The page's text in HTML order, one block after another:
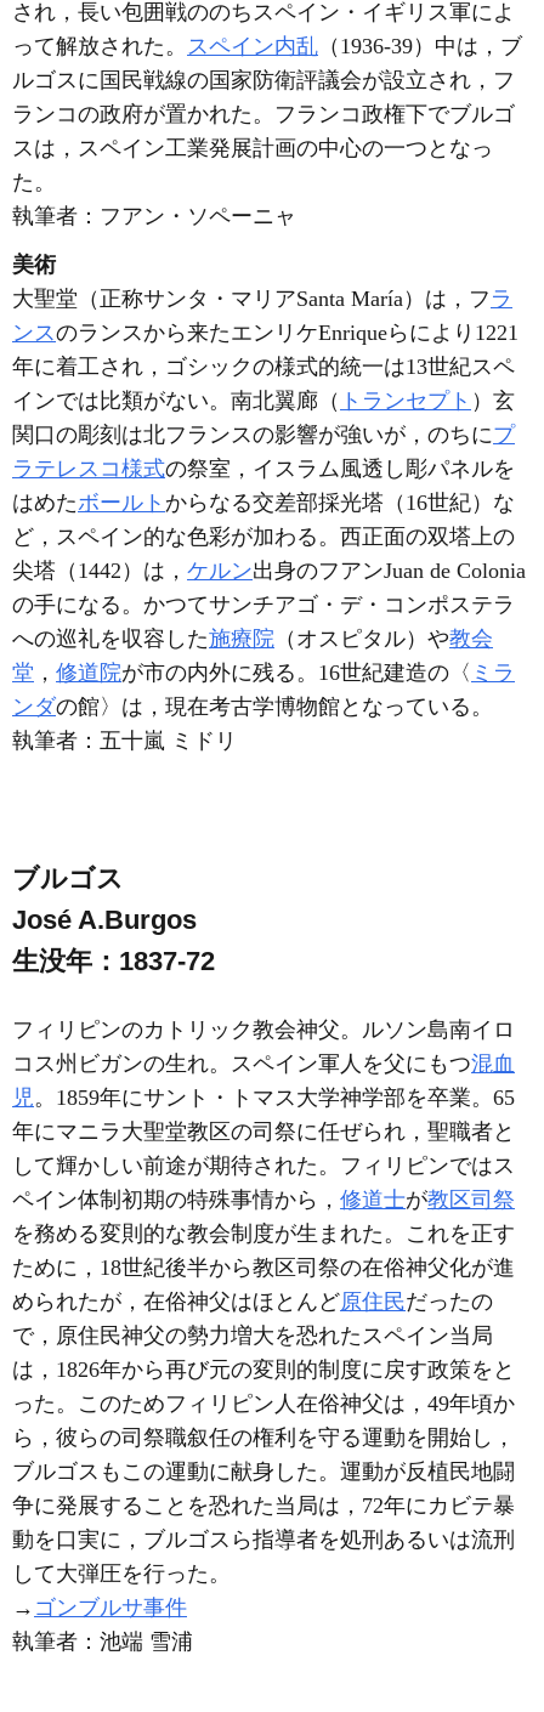
され，長い包囲戦ののちスペイン・イギリス軍によ
って解放された。 スペイン内乱 （1936-39）中は，ブ
ルゴスに国民戦線の国家防衛評議会が設立され，フ
ランコの政府が置かれた。フランコ政権下でブルゴ
スは，スペイン工業発展計画の中心の一つとなっ
た。
執筆者： フアン・ソペーニャ
美術
大聖堂（正称サンタ・マリアSanta María）は，フ ラ
ンスのランスから来たエンリケEnriqueらにより1221
年に着工され，ゴシックの様式的統一は13世紀スペ
インでは比類がない。南北翼廊（ トランセプト ）玄
関口の彫刻は北フランスの影響が強いが，のちにプ
ラテレスコ様式の祭室，イスラム風透し彫パネルを
はめたボールト からなる交差部採光塔（16世紀）な
ど，スペイン的な色彩が加わる。西正面の双塔上の
尖塔（1442）は， ケルン出身のフアンJuan de Colonia
の手になる。かつてサンチアゴ・デ・コンポステラ
への巡礼を収容した施療院 （オスピタル）や教会
堂 ， 修道院が市の内外に残る。16世紀建造の〈 ミラ
ンダの館〉は，現在考古学博物館となっている。
執筆者： 五十嵐 ミドリ
ブルゴス
José A.Burgos
生没年：1837-72
フィリピンのカトリック教会神父。ルソン島南イロ
コス州ビガンの生れ。スペイン軍人を父にもつ混血
児。1859年にサント・トマス大学神学部を卒業。65
年にマニラ大聖堂教区の司祭に任ぜられ，聖職者と
して輝かしい前途が期待された。フィリピンではス
ペイン体制初期の特殊事情から， 修道士が教区司祭
を務める変則的な教会制度が生まれた。これを正す
ために，18世紀後半から教区司祭の在俗神父化が進
められたが，在俗神父はほとんど原住民だったの
で，原住民神父の勢力増大を恐れたスペイン当局
は，1826年から再び元の変則的制度に戻す政策をと
った。このためフィリピン人在俗神父は，49年頃か
ら，彼らの司祭職叙任の権利を守る運動を開始し，
ブルゴスもこの運動に献身した。運動が反植民地闘
争に発展することを恐れた当局は，72年にカビテ暴
動を口実に，ブルゴスら指導者を処刑あるいは流刑
して大弾圧を行った。
→ ゴンブルサ事件
執筆者： 池端 雪浦